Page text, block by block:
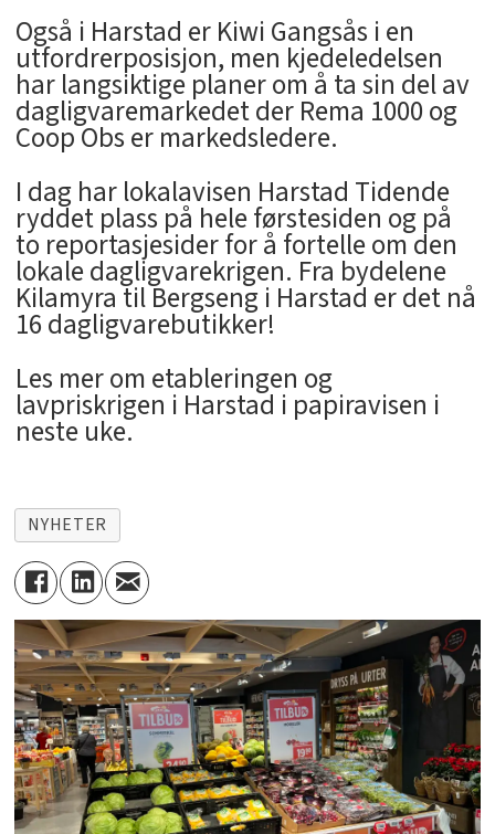
Også i Harstad er Kiwi Gangsås i en
utfordrerposisjon, men kjedeledelsen
har langsiktige planer om å ta sin del av
dagligvaremarkedet der Rema 1000 og
Coop Obs er markedsledere.
I dag har lokalavisen Harstad Tidende
ryddet plass på hele førstesiden og på
to reportasjesider for å fortelle om den
lokale dagligvarekrigen. Fra bydelene
Kilamyra til Bergseng i Harstad er det nå
16 dagligvarebutikker!
Les mer om etableringen og
lavpriskrigen i Harstad i papiravisen i
neste uke.
NYHETER